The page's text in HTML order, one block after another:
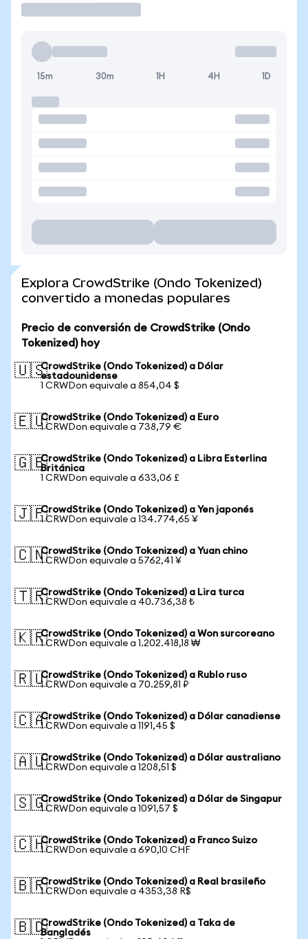
15m 30m 1H 4H 1D
Explora CrowdStrike (Ondo Tokenized)
convertido a monedas populares
Precio de conversión de CrowdStrike (Ondo
Tokenized) hoy
🇺🇸CrowdStrike (Ondo Tokenized) a Dólar
estadounidense
1 CRWDon equivale a 854,04 $
🇪🇺CrowdStrike (Ondo Tokenized) a Euro
1 CRWDon equivale a 738,79 €
🇬🇧CrowdStrike (Ondo Tokenized) a Libra Esterlina
Británica
1 CRWDon equivale a 633,06 £
🇯🇵CrowdStrike (Ondo Tokenized) a Yen japonés
1 CRWDon equivale a 134.774,65 ¥
🇨🇳CrowdStrike (Ondo Tokenized) a Yuan chino
1 CRWDon equivale a 5762,41 ¥
🇹🇷CrowdStrike (Ondo Tokenized) a Lira turca
1 CRWDon equivale a 40.736,38 ₺
🇰🇷CrowdStrike (Ondo Tokenized) a Won surcoreano
1 CRWDon equivale a 1.202.418,18 ₩
🇷🇺CrowdStrike (Ondo Tokenized) a Rublo ruso
1 CRWDon equivale a 70.259,81 ₽
🇨🇦CrowdStrike (Ondo Tokenized) a Dólar canadiense
1 CRWDon equivale a 1191,45 $
🇦🇺CrowdStrike (Ondo Tokenized) a Dólar australiano
1 CRWDon equivale a 1208,51 $
🇸🇬CrowdStrike (Ondo Tokenized) a Dólar de Singapur
1 CRWDon equivale a 1091,57 $
🇨🇭CrowdStrike (Ondo Tokenized) a Franco Suizo
1 CRWDon equivale a 690,10 CHF
🇧🇷CrowdStrike (Ondo Tokenized) a Real brasileño
1 CRWDon equivale a 4353,38 R$
🇧🇩CrowdStrike (Ondo Tokenized) a Taka de
Bangladés